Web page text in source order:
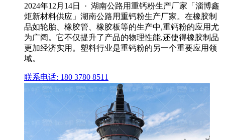
2024年12月14日 · 湖南公路用重钙粉生产厂家「淄博鑫
炬新材料供应」湖南公路用重钙粉生产厂家。在橡胶制
品如轮胎、橡胶管、橡胶板等的生产中,重钙粉的应用尤
为广阔。它不仅提升了产品的物理性能,还使得橡胶制品
更加经济实用。塑料行业是重钙粉的另一个重要应用领
域。
联系电话: 180 3780 8511